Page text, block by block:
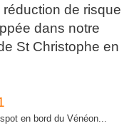
de risque
dans notre
St Christophe en
en bord du Vénéon...